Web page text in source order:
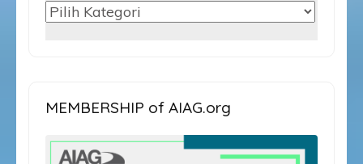
PILIH
MEMBERSHIP of AIAG.org